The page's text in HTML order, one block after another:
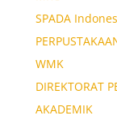
SPADA
WMK
DIREKTORAT
AKADEMIK